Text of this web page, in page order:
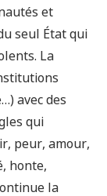
et
seul État qui
La
avec des
qui
peur, amour,
honte,
la